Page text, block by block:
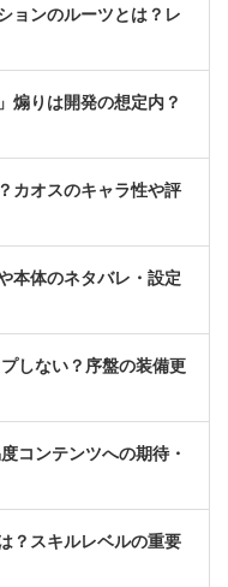
ョンのルーツとは？レ
煽りは開発の想定内？
カオスのキャラ性や評
本体のネタバレ・設定
しない？序盤の装備更
コンテンツへの期待・
？スキルレベルの重要